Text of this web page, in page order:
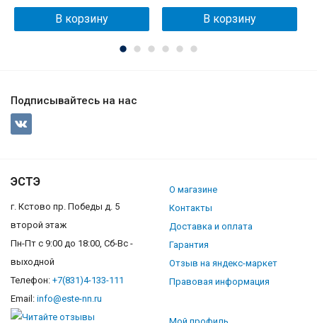
В корзину В корзину
Подписывайтесь на нас
ЭСТЭ
г. Кстово пр. Победы д. 5
второй этаж
Пн-Пт с 9:00 до 18:00, Сб-Вс -
выходной
Телефон: +7(831)4-133-111
Email: info@este-nn.ru
О магазине
Контакты
Доставка и оплата
Гарантия
Отзыв на яндекс-маркет
Правовая информация